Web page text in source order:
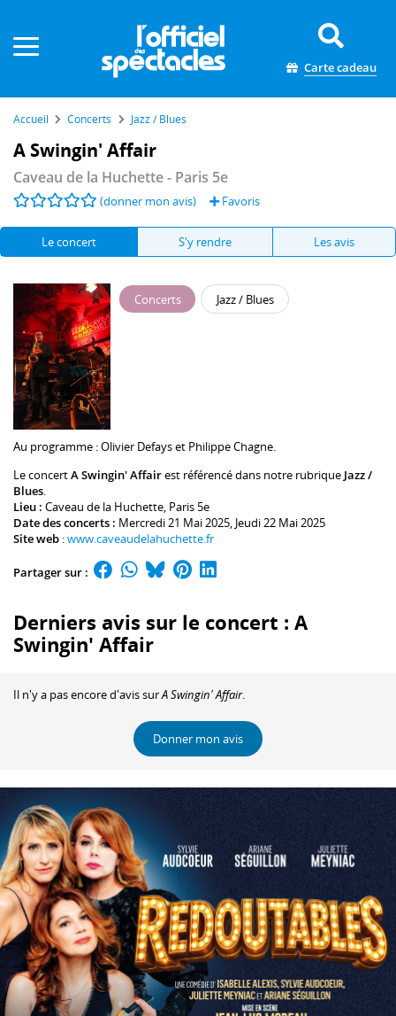
Carte cadeau
Accueil Concerts Jazz / Blues
A Swingin' Affair
Caveau de la Huchette- Paris 5e
(donner mon avis) Favoris
Le concert S'y rendre Les avis
Concerts Jazz / Blues
Au programme :Olivier Defayset Philippe Chagne
Le concertA Swingin' Affairest référencé dans notre rubrique Jazz /
Blues.
Lieu : Caveau de la Huchette, Paris 5e
Date des concerts : Mercredi 21 Mai 2025, Jeudi 22 Mai 2025
Site web :www.caveaudelahuchette.fr
Partager sur :
Derniers avis sur le concert : A
Swingin' Affair
Il n'y a pas encore d'avis surA Swingin' Affair.
Donner mon avis